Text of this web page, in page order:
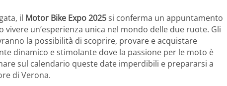
il Motor Bike Expo 2025si conferma un appuntamento
un’esperienza unica nel mondo delle due ruote. Gli
la possibilità di scoprire, provare e acquistare
dinamico e stimolante dove la passione per le moto è
sul calendario queste date imperdibili e prepararsi a
di Verona.